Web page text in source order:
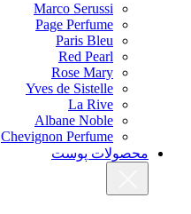
Marco Serussi
Page Perfume
Paris Bleu
Red Pearl
Rose Mary
Yves de Sistelle
La Rive
Albane Noble
Chevignon Perfume
محصولات پوست